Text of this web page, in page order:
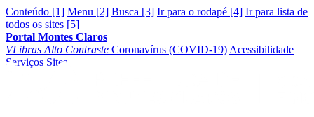
Conteúdo [1] Menu [2] Busca [3] Ir para o rodapé [4] Ir para lista de
todos os sites [5]
Portal Montes Claros
VLibras Alto Contraste Coronavírus (COVID-19) Acessibilidade
Serviços Sites